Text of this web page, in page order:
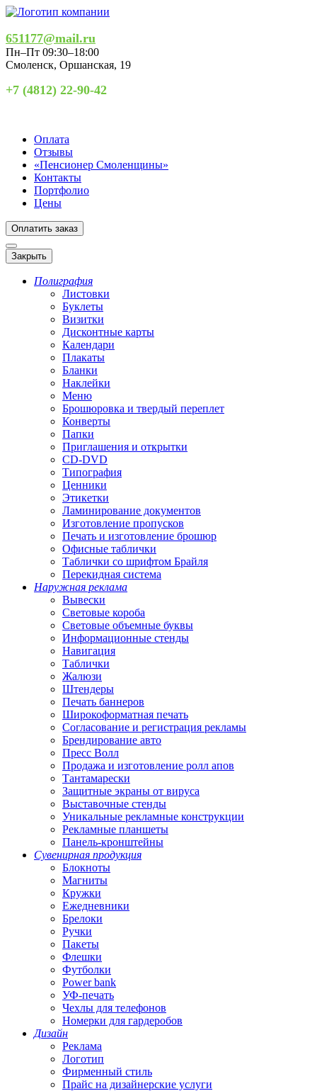
651177@mail.ru
Пн–Пт 09:30–18:00
Смоленск, Оршанская, 19
+7 (4812) 22-90-42
Оплата
Отзывы
«Пенсионер Смоленщины»
Контакты
Портфолио
Цены
Оплатить заказ
Закрыть
Полиграфия
Листовки
Буклеты
Визитки
Дисконтные карты
Календари
Плакаты
Бланки
Наклейки
Меню
Брошюровка и твердый переплет
Конверты
Папки
Приглашения и открытки
CD-DVD
Типография
Ценники
Этикетки
Ламинирование документов
Изготовление пропусков
Печать и изготовление брошюр
Офисные таблички
Таблички со шрифтом Брайля
Перекидная система
Наружная реклама
Вывески
Световые короба
Световые объемные буквы
Информационные стенды
Навигация
Таблички
Жалюзи
Штендеры
Печать баннеров
Широкоформатная печать
Согласование и регистрация рекламы
Брендирование авто
Пресс Волл
Продажа и изготовление ролл апов
Тантамарески
Защитные экраны от вируса
Выставочные стенды
Уникальные рекламные конструкции
Рекламные планшеты
Панель-кронштейны
Сувенирная продукция
Блокноты
Магниты
Кружки
Ежедневники
Брелоки
Ручки
Пакеты
Флешки
Футболки
Power bank
УФ-печать
Чехлы для телефонов
Номерки для гардеробов
Дизайн
Реклама
Логотип
Фирменный стиль
Прайс на дизайнерские услуги